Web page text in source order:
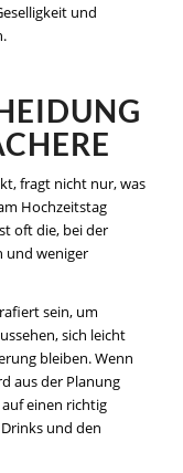
und
fragt nicht nur, was
Hochzeitstag
oft die, bei der
und weniger
sein, um
sich leicht
bleiben. Wenn
aus der Planung
einen richtig
und den